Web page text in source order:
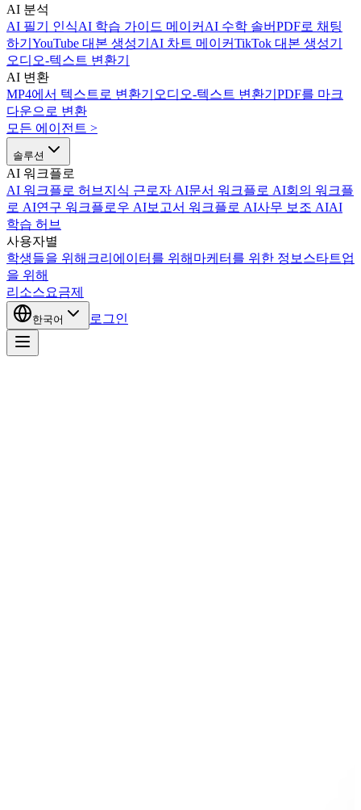
AI 분석
AI 필기 인식AI 학습 가이드 메이커 AI 수학 솔버PDF로 채팅
하기 YouTube 대본 생성기 AI 차트 메이커TikTok 대본 생성기
오디오-텍스트 변환기
AI 변환
MP4에서 텍스트로 변환기 오디오-텍스트 변환기 PDF를 마크
다운으로 변환
모든 에이전트 >
솔루션
AI 워크플로
AI 워크플로 허브 지식 근로자 AI문서 워크플로 AI회의 워크플
로 AI연구 워크플로우 AI보고서 워크플로 AI사무 보조 AIAI
학습 허브
사용자별
학생들을 위해 크리에이터를 위해 마케터를 위한 정보 스타트업
을 위해
리소스요금제
한국어 로그인